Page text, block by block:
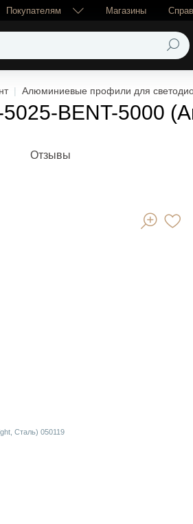
Покупателям Магазины
Алюминиевые профили для
BENT-5000
Отзывы